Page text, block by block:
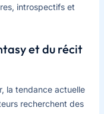
introspectifs et
et du récit
la tendance actuelle
recherchent des